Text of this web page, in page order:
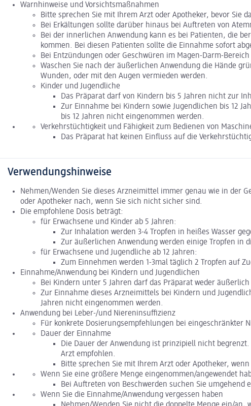
Warnhinweise und Vorsichtsmaßnahmen
Bitte sprechen Sie mit Ihrem Arzt oder Apotheker, bevor Sie
Bei Erkältungen sollte darüber hinaus bei Auftreten von
Bei der innerlichen Anwendung kann es bei Patienten, die
kommen. Bei diesen Patienten sollte die Einnahme sofort
Bei Entzündungen oder Geschwüren im Magen-Darm-
Waschen Sie nach der äußerlichen Anwendung die Hände
Wunden, oder mit den Augen vermieden werden.
Kinder und Jugendliche
Das Präparat darf von Kindern bis 5 Jahren nicht zur
Zur Einnahme bei Kindern sowie Jugendlichen bis 12
bis 12 Jahren nicht eingenommen werden.
Verkehrstüchtigkeit und Fähigkeit zum Bedienen von
Das Präparat hat keinen Einfluss auf die
Verwendungshinweise
Nehmen/Wenden Sie dieses Arzneimittel immer genau wie in der
oder Apotheker nach, wenn Sie sich nicht sicher sind.
Die empfohlene Dosis beträgt:
für Erwachsene und Kinder ab 5 Jahren:
Zur Inhalation werden 3-4 Tropfen in heißes Wasser
Zur äußerlichen Anwendung werden einige Tropfen in
für Erwachsene und Jugendliche ab 12 Jahren:
Zum Einnehmen werden 1-3mal täglich 2 Tropfen auf
Einnahme/Anwendung bei Kindern und Jugendlichen
Bei Kindern unter 5 Jahren darf das Präparat weder
Zur Einnahme dieses Arzneimittels bei Kindern und
Jahren nicht eingenommen werden.
Anwendung bei Leber-/und Niereninsuffizienz
Für konkrete Dosierungsempfehlungen bei eingeschränkter
Dauer der Einnahme
Die Dauer der Anwendung ist prinzipiell nicht
Arzt empfohlen.
Bitte sprechen Sie mit Ihrem Arzt oder Apotheker,
Wenn Sie eine größere Menge eingenommen/angewendet
Bei Auftreten von Beschwerden suchen Sie umgehend
Wenn Sie die Einnahme/Anwendung vergessen haben